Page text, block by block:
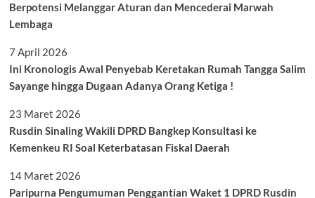
Berpotensi Melanggar Aturan dan Mencederai Marwah
Lembaga
7 April 2026
Ini Kronologis Awal Penyebab Keretakan Rumah Tangga Salim
Sayange hingga Dugaan Adanya Orang Ketiga !
23 Maret 2026
Rusdin Sinaling Wakili DPRD Bangkep Konsultasi ke
Kemenkeu RI Soal Keterbatasan Fiskal Daerah
14 Maret 2026
Paripurna Pengumuman Penggantian Waket 1 DPRD Rusdin